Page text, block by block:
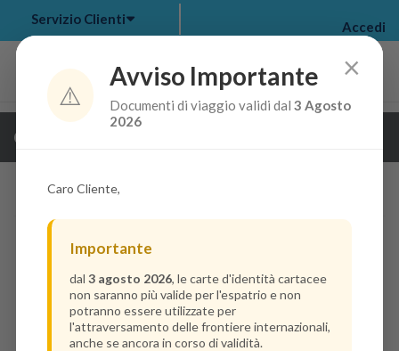
my bookings >
Servizio Clienti Accedi
Guarda i dettagli della crociera
×
⚠️
Avviso Importante
Documenti di viaggio validi dal3 Agosto
2026
Caro Cliente,
Importante
dal 3 agosto 2026, le carte d'identità cartacee
non saranno più valide per l'espatrio e non
potranno essere utilizzate per
l'attraversamento delle frontiere internazionali,
anche se ancora in corso di validità.